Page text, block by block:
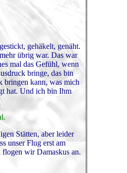
gehäkelt, genäht.
übrig war. Das war
mal das Gefühl, wenn
bringe, das bin
bringen kann, was mich
hat. Und ich bin Ihm
Stätten, aber leider
unser Flug erst am
wir Damaskus an.